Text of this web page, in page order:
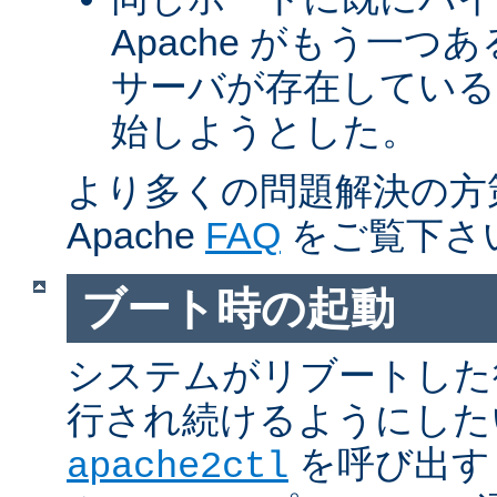
Apache がもう一つ
サーバが存在してい
始しようとした。
より多くの問題解決の
Apache FAQ をご覧下さ
ブート時の起動
システムがリブートし
行され続けるようにし
apache2ctl を呼び出